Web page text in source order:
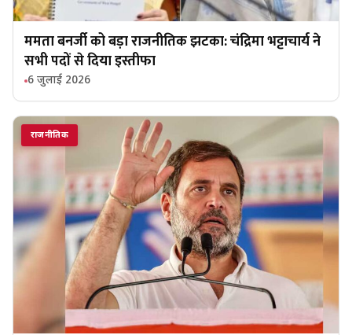
ममता बनर्जी को बड़ा राजनीतिक झटका: चंद्रिमा भट्टाचार्य ने
सभी पदों से दिया इस्तीफा
6 जुलाई 2026
राजनीतिक